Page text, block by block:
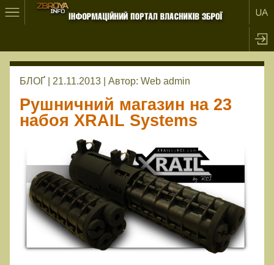
БЛОҐ | 21.11.2013 | Автор: Web admin
Рушничний магазин на 23
набоя XRAIL Systems